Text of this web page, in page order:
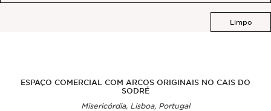
Limpo
ESPAÇO COMERCIAL COM ARCOS ORIGINAIS NO CAIS DO
SODRÉ
Misericórdia, Lisboa, Portugal